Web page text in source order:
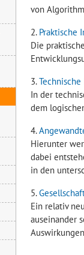
von
2. Praktische
Die
3.
In der
dem
4.
Hierunter
dabei
in den
5.
Ein relativ
auseinander